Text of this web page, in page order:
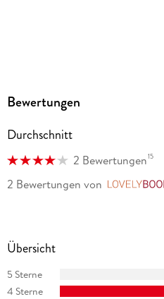
Bewertungen
Durchschnitt
2 Bewertungen15
2 Bewertungen von
Übersicht
5 Sterne
4 Sterne